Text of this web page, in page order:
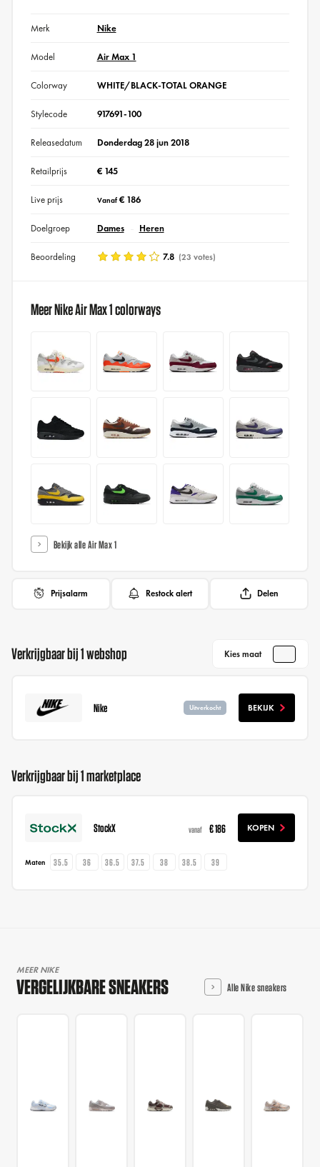
Merk Nike
Model Air Max 1
Colorway WHITE/BLACK-TOTAL ORANGE
Stylecode 917691-100
Releasedatum Donderdag 28 jun 2018
Retailprijs € 145
Live prijs Vanaf€ 186
Doelgroep Dames Heren
Beoordeling 7.8 (23 votes)
Meer Nike Air Max 1 colorways
Bekijk alle Air Max 1
Prijsalarm Restock alert Delen
Verkrijgbaar bij 1 webshop Kies maat
Nike Uitverkocht BEKIJK
Verkrijgbaar bij 1 marketplace
StockX vanaf € 186 KOPEN
Maten 35.5 36 36.5 37.5 38 38.5 39
MEER NIKE
VERGELIJKBARE SNEAKERS Alle Nike sneakers